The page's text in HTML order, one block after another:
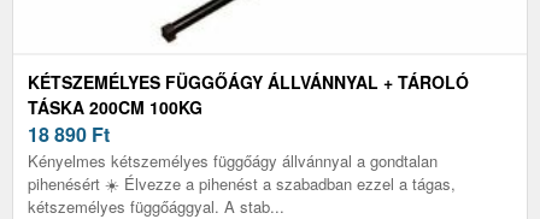
KÉTSZEMÉLYES FÜGGŐÁGY ÁLLVÁNNYAL + TÁROLÓ
TÁSKA 200CM 100KG
18 890 Ft
Kényelmes kétszemélyes függőágy állvánnyal a gondtalan
pihenésért ☀️ Élvezze a pihenést a szabadban ezzel a tágas,
kétszemélyes függőággyal. A stab...